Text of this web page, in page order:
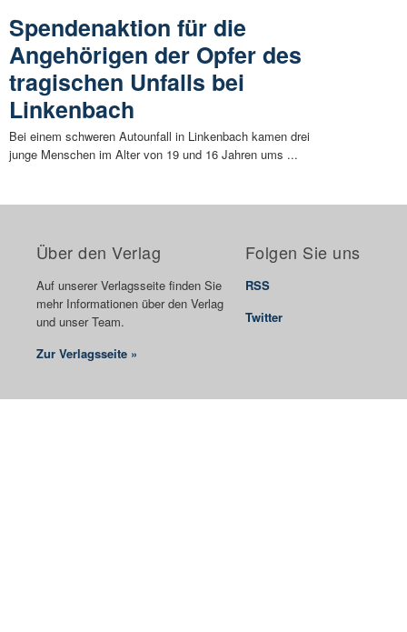
Spendenaktion für die
Angehörigen der Opfer des
tragischen Unfalls bei
Linkenbach
Bei einem schweren Autounfall in Linkenbach kamen drei
junge Menschen im Alter von 19 und 16 Jahren ums ...
Über den Verlag
Auf unserer Verlagsseite finden Sie
mehr Informationen über den Verlag
und unser Team.
Zur Verlagsseite »
Folgen Sie uns
RSS
Twitter